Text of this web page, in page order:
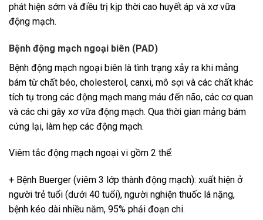
phát hiện sớm và điều trị kịp thời cao huyết áp và xơ vữa
động mạch.
Bệnh động mạch ngoại biên (PAD)
Bệnh động mạch ngoại biên là tình trạng xảy ra khi mảng
bám từ chất béo, cholesterol, canxi, mô sợi và các chất khác
tích tụ trong các động mạch mang máu đến não, các cơ quan
và các chi gây xơ vữa động mạch. Qua thời gian mảng bám
cứng lại, làm hẹp các động mạch.
Viêm tắc động mạch ngoại vi gồm 2 thể:
+ Bệnh Buerger (viêm 3 lớp thành động mạch): xuất hiện ở
người trẻ tuổi (dưới 40 tuổi), người nghiện thuốc lá nặng,
bệnh kéo dài nhiều năm, 95% phải đoạn chi.